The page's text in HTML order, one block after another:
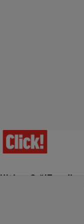
Ultima Oră!Trending